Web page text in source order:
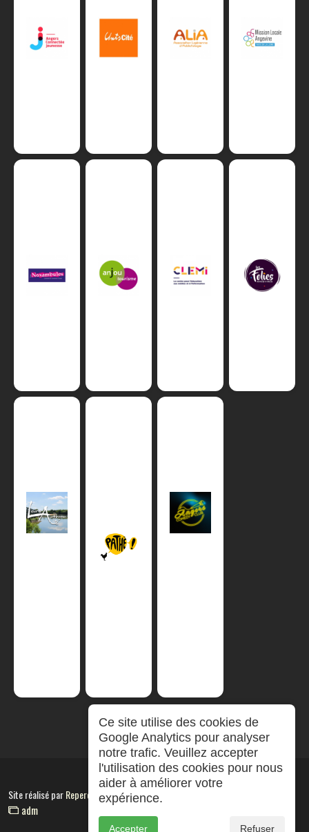
Site réalisé parRepereCom
adm
Ce site utilise des cookies de
Google Analytics pour analyser
notre trafic. Veuillez accepter
l'utilisation des cookies pour nous
aider à améliorer votre
expérience.
Accepter Refuser